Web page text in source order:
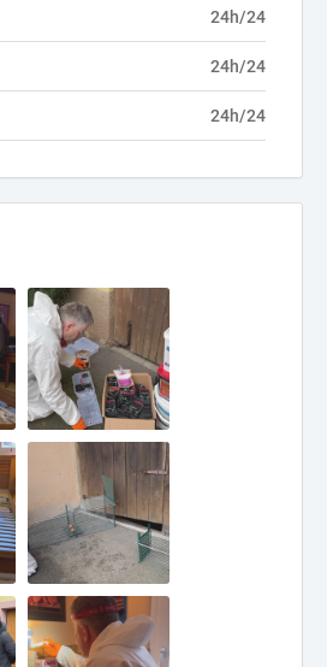
24h/24
24h/24
24h/24